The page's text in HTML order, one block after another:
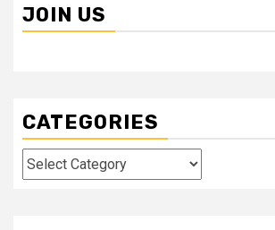
JOIN US
CATEGORIES
Categories